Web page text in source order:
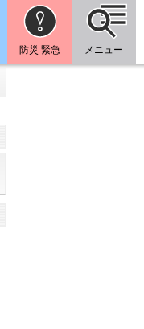
防災 緊急 メニュー